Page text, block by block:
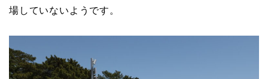
場していないようです。